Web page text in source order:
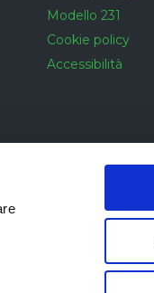
Modello 231
Cookie policy
Accessibilità